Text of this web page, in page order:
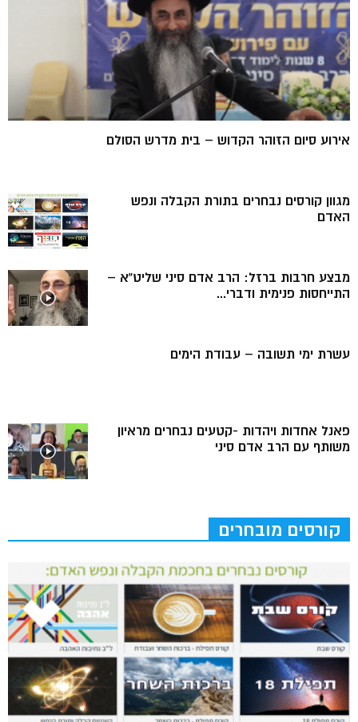
אירוע סיום הזוהר הקדוש – בית מדרש הסולם
מגוון קורסים נבחרים בתורת הקבלה ונפש
האדם
מבצע חרבות ברזל: הרב אדם סיני שליט”א –
התייחסות פנימית ודברי...
עשרת ימי תשובה – עבודת הימים
פאנל אחדות ויהדות -קטעים נבחרים מראיון
משותף עם הרב אדם סיני
קורסים מובחרים